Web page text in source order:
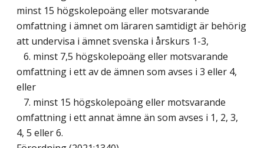
minst 15 högskolepoäng eller motsvarande
omfattning i ämnet om läraren samtidigt är behörig
att undervisa i ämnet svenska i årskurs 1-3,
6. minst 7,5 högskolepoäng eller motsvarande
omfattning i ett av de ämnen som avses i 3 eller 4,
eller
7. minst 15 högskolepoäng eller motsvarande
omfattning i ett annat ämne än som avses i 1, 2, 3,
4, 5 eller 6.